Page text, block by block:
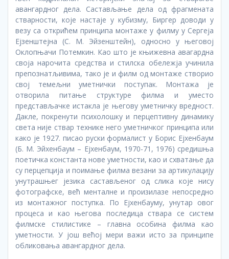
авангардног дела. Састављање дела од фрагмената
стварности, које настаје у кубизму, Биргер доводи у
везу са открићем принципа монтаже у филму у Сергеја
Ејзенштејна (С. М. Эйзенштейн), односно у његовој
Оклопњачи Потемкин. Као што је књижевна авагардна
своја нарочита средства и стилска обележја учинила
препознатљивима, тако је и филм од монтаже створио
свој темељни уметнички поступак. Монтажа је
отворила питање структуре филма и уместо
представљачке истакла је његову уметничку вредност.
Дакле, покренути психолошку и перцептивну динамику
света није ствар технике него уметничког принципа или
како је 1927. писао руски формалист у Борис Ејхенбаум
(Б. М. Эйхенбаум – Ејхенбаум, 1970-71, 1976) средишња
поетичка константа нове уметности, као и схватање да
су перцепција и поимање филма везани за артикулацију
унутрашњег језика састављеног од слика које нису
фотографске, већ менталне и произилазе непосредно
из монтажног поступка. По Ејхенбауму, унутар овог
процеса и као његова последица ствара се систем
филмске стилистике – главна особина филма као
уметности. У још већој мери важи исто за принципе
обликовања авангардног дела.